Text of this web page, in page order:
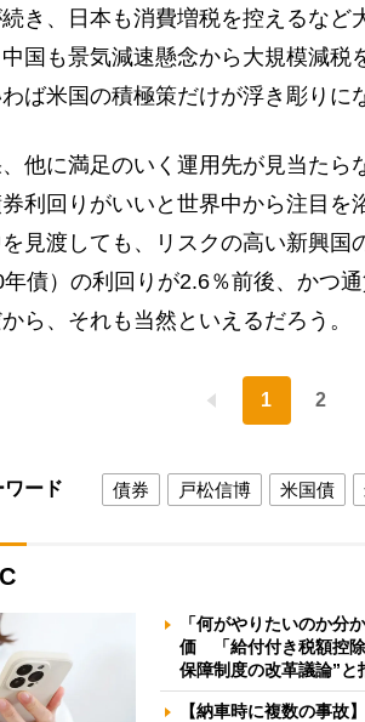
き、日本も消費増税を控えるなど
国も景気減速懸念から大規模減税
ば米国の積極策だけが浮き彫りに
他に満足のいく運用先が見当たら
利回りがいいと世界中から注目を
見渡しても、リスクの高い新興国
債）の利回りが2.6％前後、かつ
ら、それも当然といえるだろう。
1 2
ワード 債券 戸松信博 米国債
「何がやりたいのか分
価 「給付付き税額控
保障制度の改革議論”と
【納車時に複数の事故